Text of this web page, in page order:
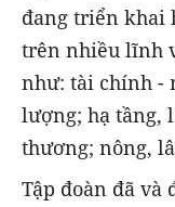
đang triển khai
trên nhiều lĩnh
như: tài chính -
lượng; hạ tầng,
thương; nông,
Tập đoàn đã và